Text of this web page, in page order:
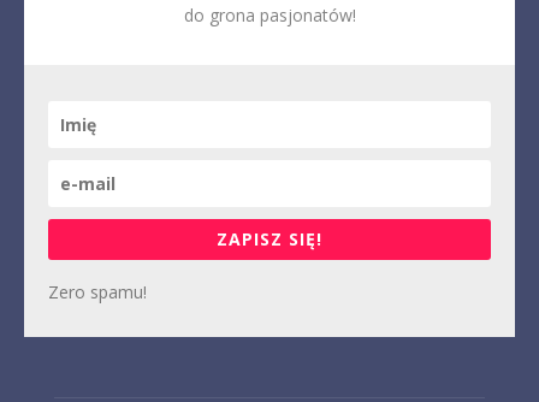
do grona pasjonatów!
ZAPISZ SIĘ!
Zero spamu!